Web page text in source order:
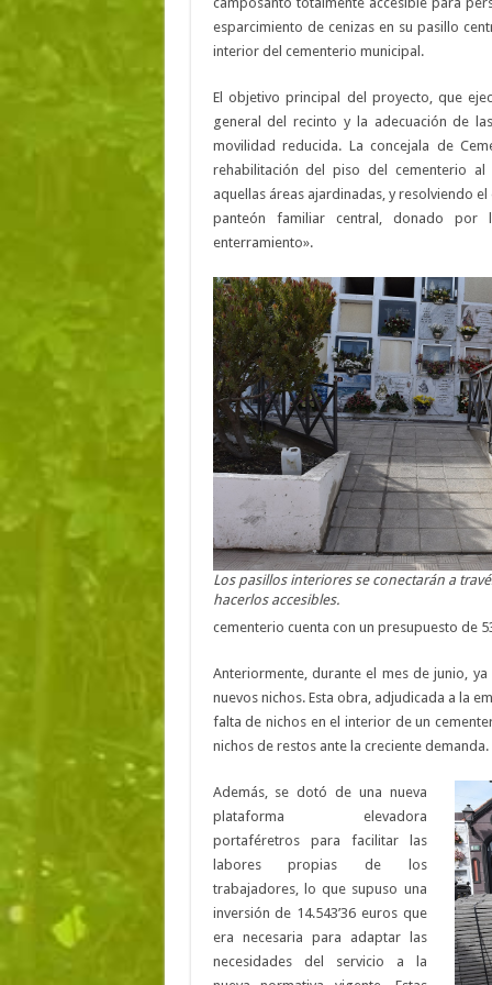
esparcimiento de cenizas en su pasillo
interior del cementerio municipal.
El objetivo principal del proyecto, que
general del recinto y la adecuación de
movilidad reducida. La concejala de
rehabilitación del piso del cementerio
aquellas áreas ajardinadas, y resolviendo
panteón familiar central, donado
enterramiento».
Los pasillos interiores se conectarán a
hacerlos accesibles.
cementerio cuenta con un presupuesto de
Anteriormente, durante el mes de junio,
nuevos nichos. Esta obra, adjudicada a la
falta de nichos en el interior de un
nichos de restos ante la creciente demanda.
Además, se dotó de una nueva
plataforma elevadora
portaféretros para facilitar las
labores propias de los
trabajadores, lo que supuso una
inversión de 14.543’36 euros que
era necesaria para adaptar las
necesidades del servicio a la